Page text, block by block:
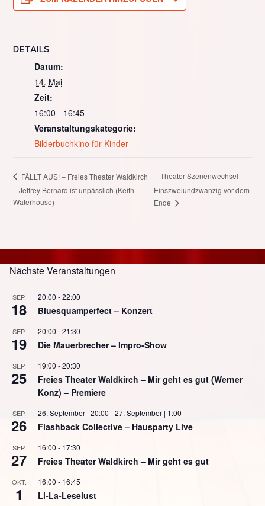
DETAILS
Datum:
14. Mai
Zeit:
16:00 - 16:45
Veranstaltungskategorie:
Bilderbuchkino für Kinder
FÄLLT AUS! – Freies Theater Waldkirch
– Jeffrey Bernard ist unpässlich (Keith
Waterhouse)
Theater Szenenwechsel –
Einszweiundzwanzig vor dem
Ende
Nächste Veranstaltungen
SEP.
18
20:00 -22:00
Bluesquamperfect – Konzert
SEP.
19
20:00 -21:30
Die Mauerbrecher – Impro-Show
SEP.
25
19:00 -20:30
Freies Theater Waldkirch – Mir geht es gut (Werner
Konz) – Premiere
SEP.
26
26. September | 20:00 -27. September | 1:00
Flashback Collective – Hausparty Live
SEP.
27
16:00 - 17:30
Freies Theater Waldkirch – Mir geht es gut
OKT.
1
16:00 - 16:45
Li-La-Leselust